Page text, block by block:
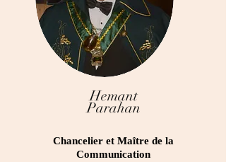
Hemant
Parahan
Chancelier et Maître de la
Communication